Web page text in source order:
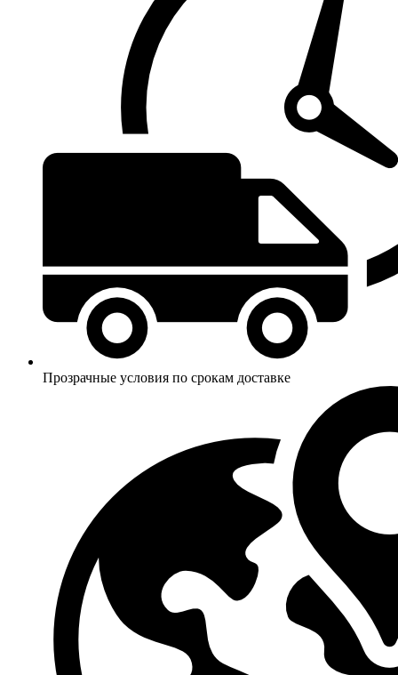
Прозрачные условия по срокам доставке